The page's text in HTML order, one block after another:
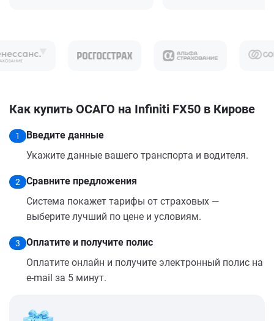
Как купить ОСАГО на Infiniti FX50 в Кирове
1
Введите данные
Укажите данные вашего транспорта и водителя.
2
Сравните предложения
Система покажет тарифы от страховых —
выберите лучший по цене и условиям.
3
Оплатите и получите полис
Оплатите онлайн и получите электронный полис на
e-mail за 5 минут.